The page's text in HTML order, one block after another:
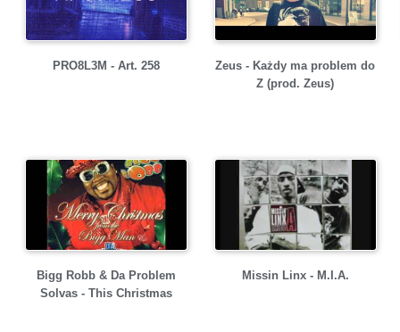
PRO8L3M - Art. 258
Zeus - Każdy ma problem do
Z (prod. Zeus)
Bigg Robb & Da Problem
Solvas - This Christmas
Missin Linx - M.I.A.